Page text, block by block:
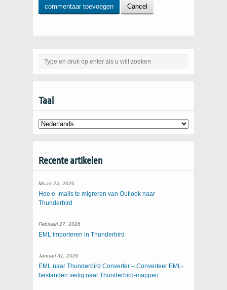
Taal
Recente artikelen
Maart 25, 2026
Hoe e -mails te migreren van Outlook naar
Thunderbird
Februari 27, 2026
EML importeren in Thunderbird
Januari 31, 2026
EML naar Thunderbird Converter – Converteer EML-
bestanden veilig naar Thunderbird-mappen